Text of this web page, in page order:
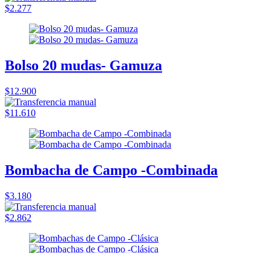
$2.277
Bolso 20 mudas- Gamuza
$12.900
$11.610
Bombacha de Campo -Combinada
$3.180
$2.862